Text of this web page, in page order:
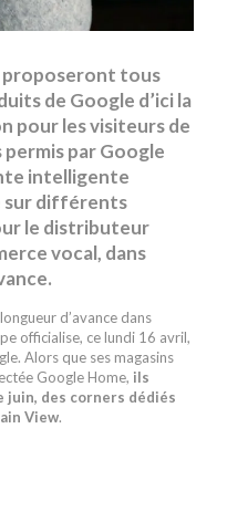
proposeront tous
de Google d’ici la
pour les visiteurs de
par Google
intelligente
sur différents
le distributeur
vocal, dans
d’avance dans
officialise, ce lundi 16 avril,
Alors que ses magasins
Google Home, ils
juin, des corners dédiés
View.